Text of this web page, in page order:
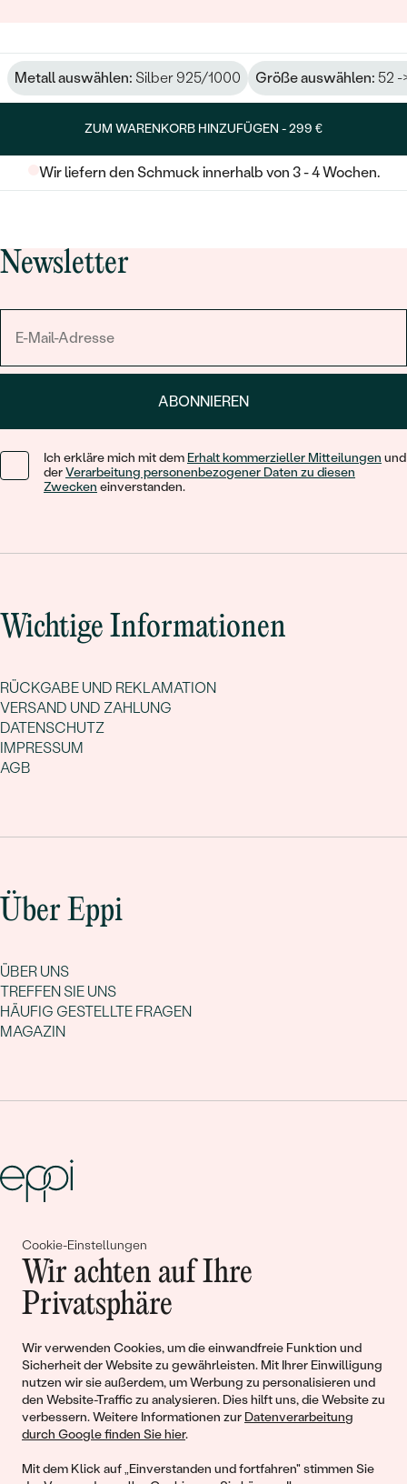
Cookie-Einstellungen
Wir achten auf Ihre
Privatsphäre
Wir verwenden Cookies, um die einwandfreie Funktion und
Sicherheit der Website zu gewährleisten. Mit Ihrer Einwilligung
nutzen wir sie außerdem, um Werbung zu personalisieren und
den Website-Traffic zu analysieren. Dies hilft uns, die Website zu
verbessern. Weitere Informationen zur Datenverarbeitung
durch Google finden Sie hier.
Mit dem Klick auf „Einverstanden und fortfahren" stimmen Sie
Metall auswählen: Silber 925/1000 Größe auswählen: 52 -
ZUM WARENKORB HINZUFÜGEN -299 €
Wir liefern den Schmuck innerhalb von 3 - 4 Wochen.
Newsletter
ABONNIEREN
Ich erkläre mich mit dem Erhalt kommerzieller Mitteilungen und
derVerarbeitung personenbezogener Daten zu diesen
Zwecken einverstanden.
Wichtige Informationen
RÜCKGABE UND REKLAMATION
VERSAND UND ZAHLUNG
DATENSCHUTZ
IMPRESSUM
AGB
Über Eppi
ÜBER UNS
TREFFEN SIE UNS
HÄUFIG GESTELLTE FRAGEN
MAGAZIN
Gemeinsam erschaffen wir
Geschichten von Schönheit und
Liebe
Begleiten Sie uns!